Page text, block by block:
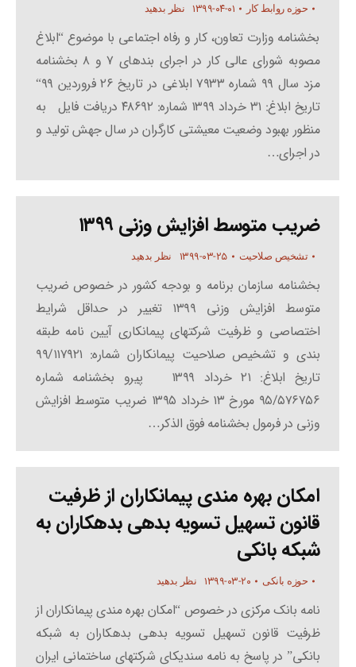
حوزه روابط کار ۱۳۹۹-۰۴-۰۱ نظر بدهید
بخشنامه وزارت تعاون، کار و رفاه اجتماعی با موضوع “ابلاغ
مصوبه شورای عالی کار در اجرای بندهای ۷ و ۸ بخشنامه
مزد سال ۹۹ شماره ۷۹۳۳ ابلاغی در تاریخ ۲۶ فروردین ۹۹“
تاریخ ابلاغ: ۳۱ خرداد ۱۳۹۹ شماره: ۴۸۶۹۲ دریافت فایل به
منظور بهبود وضعیت معیشتی کارگران در سال جهش تولید و
در اجرای…
ضریب متوسط افزایش وزنی ۱۳۹۹
تشخیص صلاحیت ۱۳۹۹-۰۳-۲۵ نظر بدهید
بخشنامه سازمان برنامه و بودجه کشور در خصوص ضریب
متوسط افزایش وزنی ۱۳۹۹ تغییر در حداقل شرایط
اختصاصی و ظرفیت شرکتهای پیمانکاری آیین نامه طبقه
بندی و تشخیص صلاحیت پیمانکاران شماره: ۹۹/۱۱۷۹۲۱
تاریخ ابلاغ: ۲۱ خرداد ۱۳۹۹ پیرو بخشنامه شماره
۹۵/۵۷۶۷۵۶ مورخ ۱۳ خرداد ۱۳۹۵ ضریب متوسط افزایش
وزنی در فرمول بخشنامه فوق الذکر…
امکان بهره مندی پیمانکاران از ظرفیت
قانون تسهیل تسویه بدهی بدهکاران به
شبکه بانکی
حوزه بانکی ۱۳۹۹-۰۳-۲۰ نظر بدهید
نامه بانک مرکزی در خصوص “امکان بهره مندی پیمانکاران از
ظرفیت قانون تسهیل تسویه بدهی بدهکاران به شبکه
بانکی” در پاسخ به نامه سندیکای شرکتهای ساختمانی ایران